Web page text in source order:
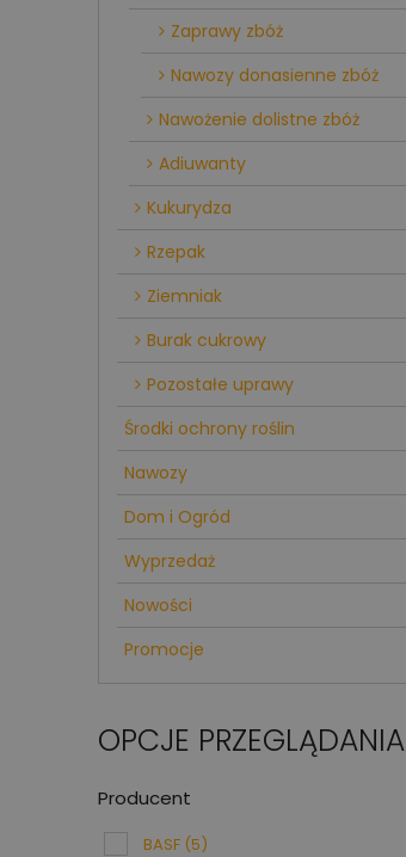
Zaprawy zbóż
Nawozy donasienne zbóż
Nawożenie dolistne zbóż
Adiuwanty
Kukurydza
Rzepak
Ziemniak
Burak cukrowy
Pozostałe uprawy
Środki ochrony roślin
Nawozy
Dom i Ogród
Wyprzedaż
Nowości
Promocje
OPCJE PRZEGLĄDANIA
Producent
BASF (5)